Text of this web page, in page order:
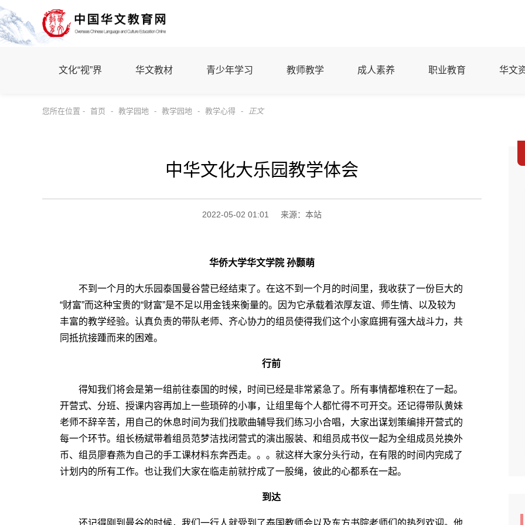
文化“视”界 华文教材 青少年学习 教师教学 成人素养 职业教育 华文
您所在位置 - 首页 - 教学园地 - 教学园地 - 教学心得 - 正文
中华文化大乐园教学体会
2022-05-02 01:01 来源：本站
华侨大学华文学院 孙颢萌
不到一个月的大乐园泰国曼谷营已经结束了。在这不到一个月的时间里，我收获了一份巨大的
“财富”而这种宝贵的“财富”是不足以用金钱来衡量的。因为它承载着浓厚友谊、师生情、以及较为
丰富的教学经验。认真负责的带队老师、齐心协力的组员使得我们这个小家庭拥有强大战斗力，共
同抵抗接踵而来的困难。
行前
得知我们将会是第一组前往泰国的时候，时间已经是非常紧急了。所有事情都堆积在了一起。
开营式、分班、授课内容再加上一些琐碎的小事，让组里每个人都忙得不可开交。还记得带队黄妹
老师不辞辛苦，用自己的休息时间为我们找歌曲辅导我们练习小合唱，大家出谋划策编排开营式的
每一个环节。组长杨斌带着组员范梦洁找闭营式的演出服装、和组员成书仪一起为全组成员兑换外
币、组员廖春燕为自己的手工课材料东奔西走。。。就这样大家分头行动，在有限的时间内完成了
计划内的所有工作。也让我们大家在临走前就拧成了一股绳，彼此的心都系在一起。
到达
还记得刚到曼谷的时候，我们一行人就受到了泰国教师会以及东方书院老师们的热烈欢迎。他